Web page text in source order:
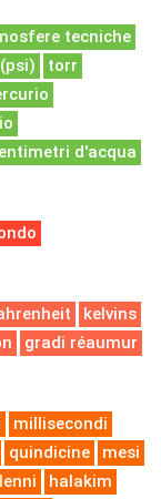
tecniche
torr
d'acqua
kelvins
gradi réaumur
millisecondi
quindicine
mesi
halakim